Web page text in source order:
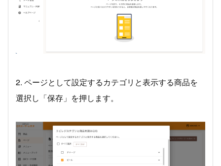
2. ページとして設定するカテゴリと表示する商品を
選択し「保存」を押します。